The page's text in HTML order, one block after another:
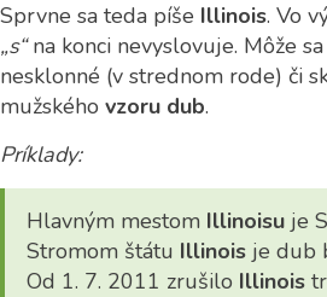
Sprvne sa teda píše Illinois. Vo
„s“na konci nevyslovuje. Môže
nesklonné (v strednom rode) či
mužského vzoru dub.
Príklady:
Hlavným mestom Illinoisu je
Stromom štátu Illinois je dub
Od 1. 7. 2011 zrušilo Illinois